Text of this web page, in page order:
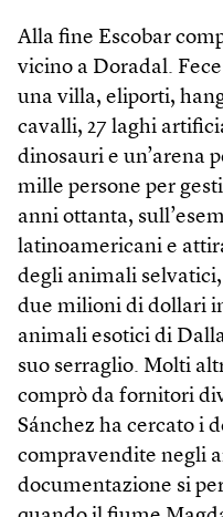
Alla fine Escobar
vicino a Doradal.
una villa, eliporti,
cavalli, 27 laghi
dinosauri e un’arena
mille persone per
anni ottanta,
latinoamericani e
degli animali
due milioni di dollari
animali esotici di
suo serraglio. Molti
comprò da fornitori
Sánchez ha cercato i
compravendite negli
documentazione si